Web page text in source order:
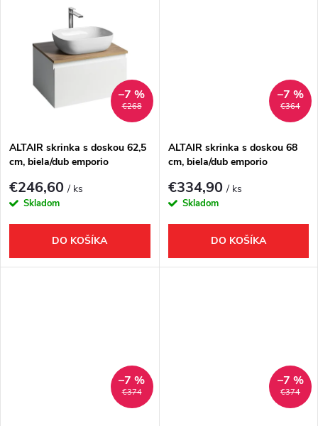
o
v
o
v
€268
–7 %
ALTAIR skrinka s doskou 62,5
cm, biela/dub emporio
€246,60/ ks
Skladom
DO KOŠÍKA
€364
–7 %
ALTAIR skrinka s doskou 68
cm, biela/dub emporio
€334,90/ ks
Skladom
DO KOŠÍKA
€374
–7 %
€374
–7 %